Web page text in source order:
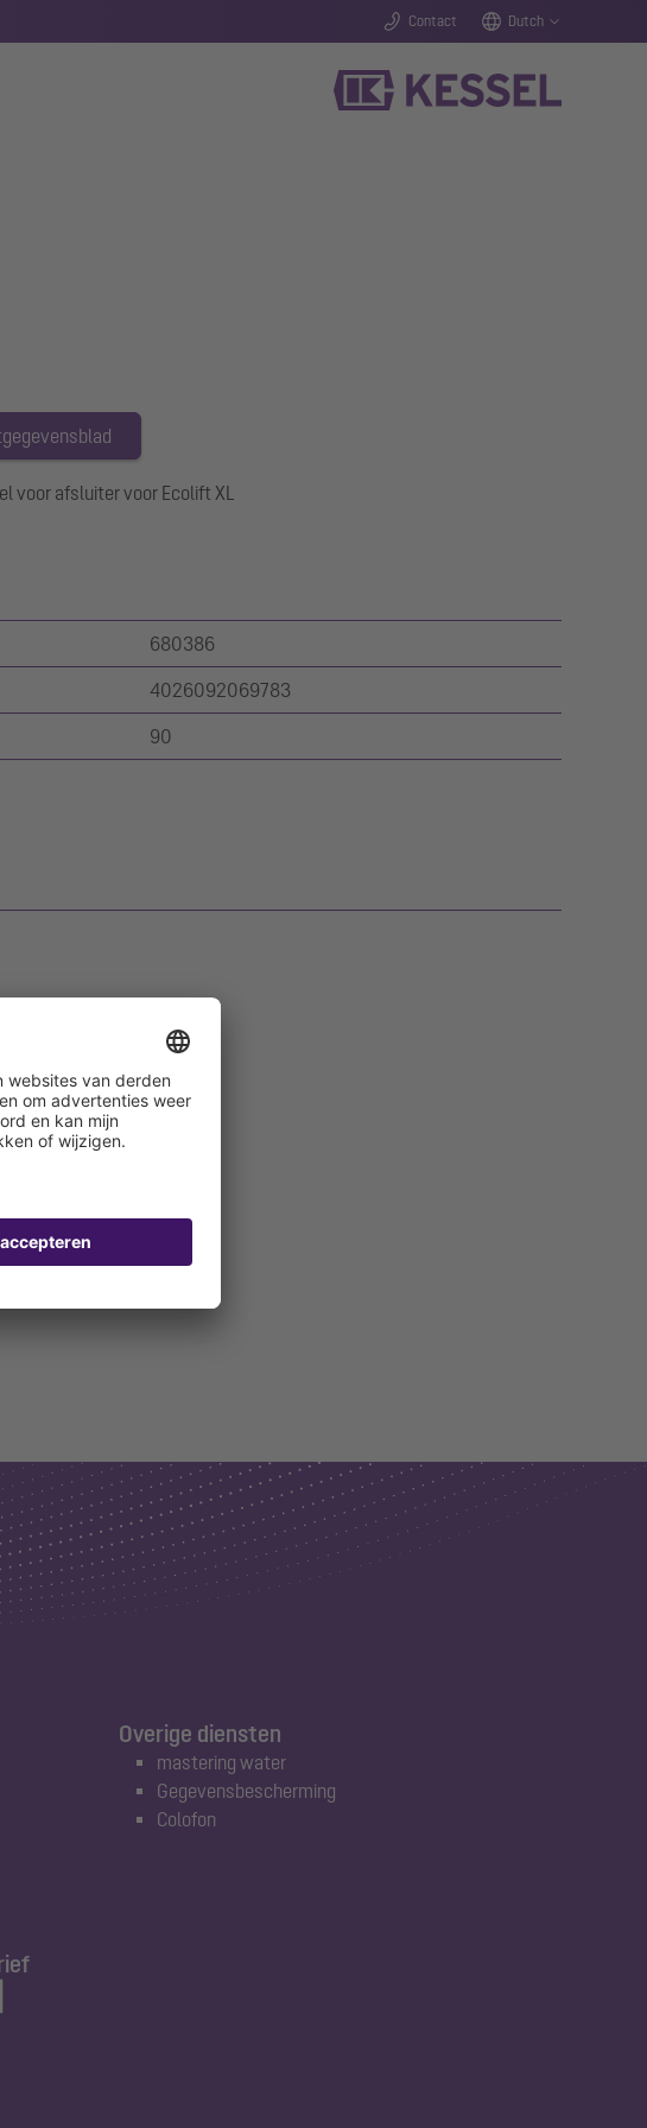
Contact Dutch
voor afsluiter voor Ecolift XL
680386
4026092069783
90
Overige diensten
mastering water
Gegevensbescherming
Colofon